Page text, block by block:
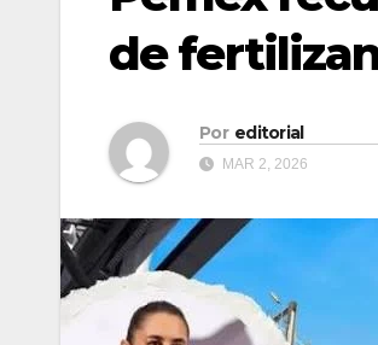
de
Por editorial
MAR 2, 2026